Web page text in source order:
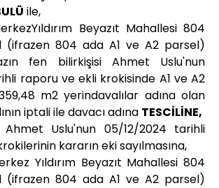
ile,
Beyazıt Mahallesi 804
804 ada A1 ve A2 parsel)
fen bilirkişisi Ahmet Uslu'nun
raporu ve ekli krokisinde A1 ve A2
m2 yerindavalılar adına olan
iptali ile davacı adına TESCİLİNE,
Ahmet Uslu'nun 05/12/2024 tarihli
kararın eki sayılmasına,
Yıldırım Beyazıt Mahallesi 804
804 ada A1 ve A2 parsel)